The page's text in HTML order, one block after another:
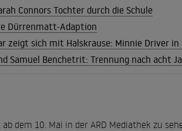
Connors Tochter durch die Schule
Dürrenmatt-Adaption
zeigt sich mit Halskrause: Minnie Driver
Samuel Benchetrit: Trennung nach acht
dem 10. Mai in der ARD Mediathek zu